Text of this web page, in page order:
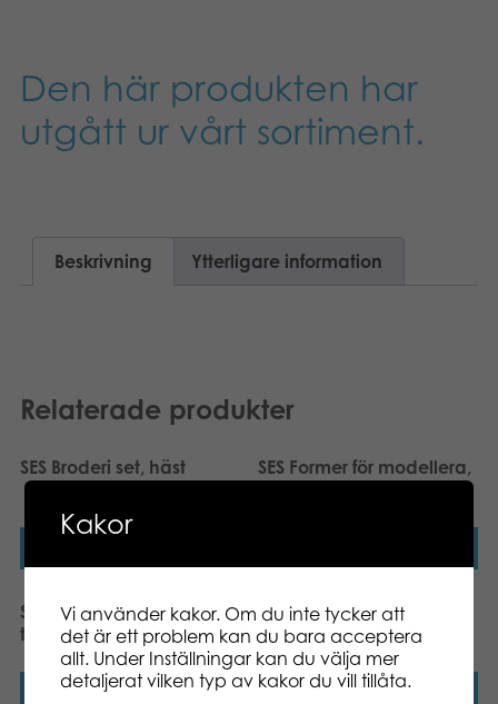
Arkiverade produkter
Applikationer
Den här produkten har
utgått ur vårt sortiment.
Beskrivning Ytterligare information
Relaterade produkter
SES Broderi set, häst
SES Former för modellera,
SES Blåstuschpennor för
textilier, 7-pack
Läs mer
SES POM POM PENNAL
Läs mer
Kakor
Vi använder kakor. Om du inte tycker att
det är ett problem kan du bara acceptera
allt. Under Inställningar kan du välja mer
detaljerat vilken typ av kakor du vill tillåta.